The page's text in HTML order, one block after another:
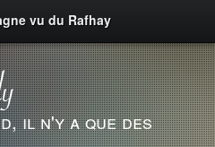
vu du Rafhay
il n'y a que des